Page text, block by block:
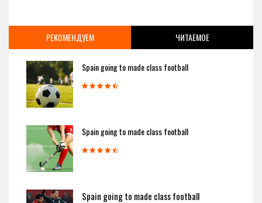
РЕКОМЕНДУЕМ ЧИТАЕМОЕ
Spain going to made class football
Spain going to made class football
Spain going to made class football